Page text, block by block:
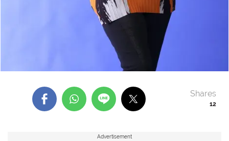
12
Shares
Advertisement